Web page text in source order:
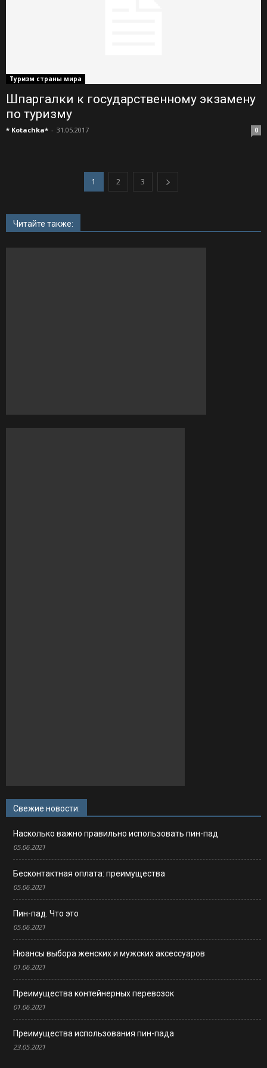
Туризм страны мира
Шпаргалки к государственному экзамену
по туризму
* Kotachka* - 31.05.2017 0
1 2 3
Читайте также:
Свежие новости:
Насколько важно правильно использовать пин-пад
05.06.2021
Бесконтактная оплата: преимущества
05.06.2021
Пин-пад. Что это
05.06.2021
Нюансы выбора женских и мужских аксессуаров
01.06.2021
Преимущества контейнерных перевозок
01.06.2021
Преимущества использования пин-пада
23.05.2021